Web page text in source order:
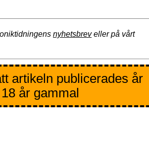
nyhetsbreveller på vårt
artikeln publicerades år
år gammal